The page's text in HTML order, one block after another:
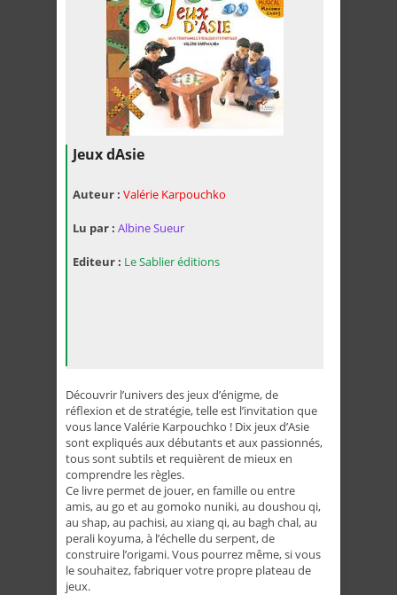
Jeux dAsie
Auteur : Valérie Karpouchko
Lu par : Albine Sueur
Editeur : Le Sablier éditions
Découvrir l’univers des jeux d’énigme, de
réflexion et de stratégie, telle est l’invitation que
vous lance Valérie Karpouchko ! Dix jeux d’Asie
sont expliqués aux débutants et aux passionnés,
tous sont subtils et requièrent de mieux en
comprendre les règles.
Ce livre permet de jouer, en famille ou entre
amis, au go et au gomoko nuniki, au doushou qi,
au shap, au pachisi, au xiang qi, au bagh chal, au
perali koyuma, à l’échelle du serpent, de
construire l’origami. Vous pourrez même, si vous
le souhaitez, fabriquer votre propre plateau de
jeux.